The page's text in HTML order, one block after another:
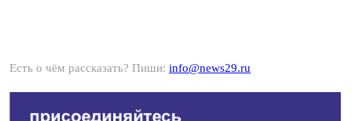
Есть о чём рассказать? Пиши: info@news29.ru